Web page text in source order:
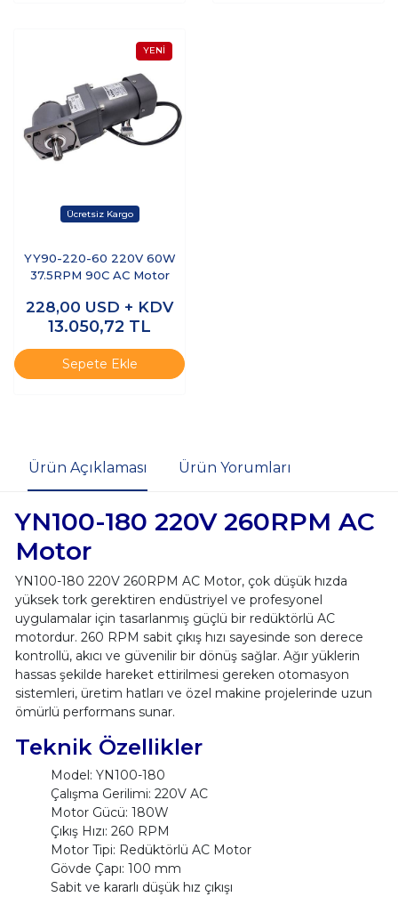
YY90-220-60 220V 60W
37.5RPM 90C AC Motor
228,00 USD + KDV
13.050,72 TL
Sepete Ekle
Ürün Açıklaması Ürün Yorumları
YN100-180 220V 260RPM AC
Motor
YN100-180 220V 260RPM AC Motor, çok düşük hızda
yüksek tork gerektiren endüstriyel ve profesyonel
uygulamalar için tasarlanmış güçlü bir redüktörlü AC
motordur. 260 RPM sabit çıkış hızı sayesinde son derece
kontrollü, akıcı ve güvenilir bir dönüş sağlar. Ağır yüklerin
hassas şekilde hareket ettirilmesi gereken otomasyon
sistemleri, üretim hatları ve özel makine projelerinde uzun
ömürlü performans sunar.
Teknik Özellikler
Model: YN100-180
Çalışma Gerilimi: 220V AC
Motor Gücü: 180W
Çıkış Hızı: 260 RPM
Motor Tipi: Redüktörlü AC Motor
Gövde Çapı: 100 mm
Sabit ve kararlı düşük hız çıkışı